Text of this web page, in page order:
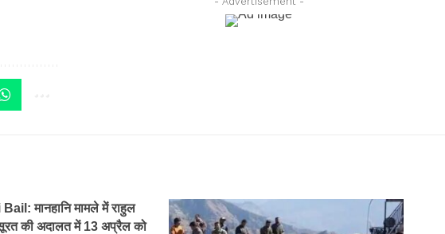
मानहानि मामले में राहुल
की अदालत में 13 अप्रैल को